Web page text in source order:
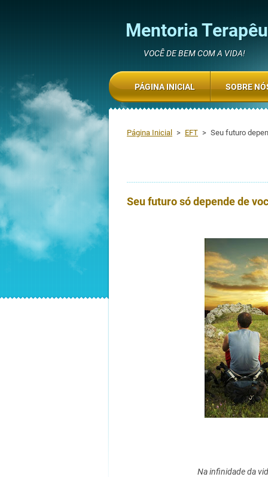
Mentoria
VOCÊ DE BEM COM A VIDA!
Página Inicial > EFT > Seu futuro
Seu futuro só depende de
Na infinidade da
PÁGINA INICIAL SOBRE